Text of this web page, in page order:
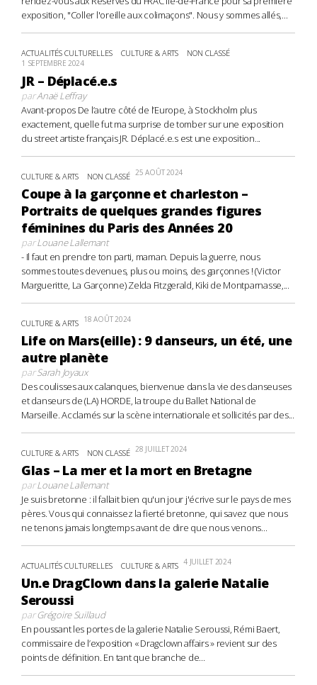
exposition, "Coller l'oreille aux colimaçons". Nous y sommes allés,...
ACTUALITÉS CULTURELLES CULTURE & ARTS NON CLASSÉ
1 SEPTEMBRE 2024
JR – Déplacé.e.s
parAnaë Leffray
Avant-propos De l’autre côté de l’Europe, à Stockholm plus
exactement, quelle fut ma surprise de tomber sur une exposition
du street artiste français JR. Déplacé.e.s est une exposition...
CULTURE & ARTS NON CLASSÉ 25 AOÛT 2024
Coupe à la garçonne et charleston –
Portraits de quelques grandes figures
féminines du Paris des Années 20
parLouane Lallemant
- Il faut en prendre ton parti, maman. Depuis la guerre, nous
sommes toutes devenues, plus ou moins, des garçonnes ! (Victor
Margueritte, La Garçonne) Zelda Fitzgerald, Kiki de Montparnasse,...
CULTURE & ARTS 18 AOÛT 2024
Life on Mars(eille) : 9 danseurs, un été, une
autre planète
parSarah Joyaux
Des coulisses aux calanques, bienvenue dans la vie des danseuses
et danseurs de (LA) HORDE, la troupe du Ballet National de
Marseille. Acclamés sur la scène internationale et sollicités par des...
CULTURE & ARTS NON CLASSÉ 28 JUILLET 2024
Glas – La mer et la mort en Bretagne
parLouane Lallemant
Je suis bretonne : il fallait bien qu'un jour j'écrive sur le pays de mes
pères. Vous qui connaissez la fierté bretonne, qui savez que nous
ne tenons jamais longtemps avant de dire que nous venons...
ACTUALITÉS CULTURELLES CULTURE & ARTS 4 JUILLET 2024
Un.e DragClown dans la galerie Natalie
Seroussi
parGrégoire Suillaud
En poussant les portes de la galerie Natalie Seroussi, Rémi Baert,
commissaire de l’exposition « Dragclown affairs » revient sur des
points de définition. En tant que branche de...